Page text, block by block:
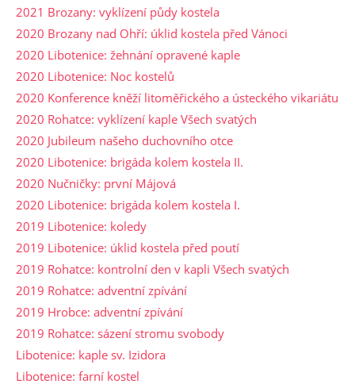
2021 Brozany: vyklízení půdy kostela
2020 Brozany nad Ohří: úklid kostela před Vánoci
2020 Libotenice: žehnání opravené kaple
2020 Libotenice: Noc kostelů
2020 Konference kněží litoměřického a ústeckého vikariátu
2020 Rohatce: vyklízení kaple Všech svatých
2020 Jubileum našeho duchovního otce
2020 Libotenice: brigáda kolem kostela II.
2020 Nučničky: první Májová
2020 Libotenice: brigáda kolem kostela I.
2019 Libotenice: koledy
2019 Libotenice: úklid kostela před poutí
2019 Rohatce: kontrolní den v kapli Všech svatých
2019 Rohatce: adventní zpívání
2019 Hrobce: adventní zpívání
2019 Rohatce: sázení stromu svobody
Libotenice: kaple sv. Izidora
Libotenice: farní kostel